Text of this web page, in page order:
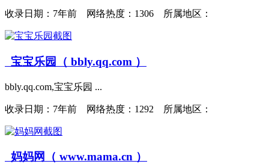
收录日期： 7年前 网络热度：1306 所属地区：
宝宝乐园（ bbly.qq.com ）
bbly.qq.com,宝宝乐园 ...
收录日期： 7年前 网络热度：1292 所属地区：
妈妈网（ www.mama.cn ）